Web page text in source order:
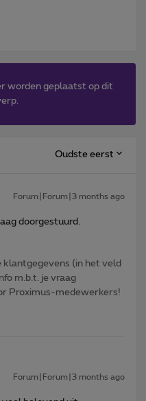
worden geplaatst op dit
Oudste eerst
Forum|Forum|3 months ago
doorgestuurd.
(in het veld
m.b.t. je vraag
Proximus-medewerkers!
Forum|Forum|3 months ago